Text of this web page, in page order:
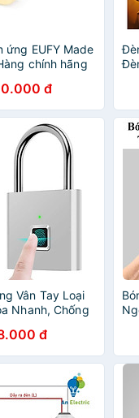
ứng EUFY Made
chính hãng
đ
Vân Tay Loại
Nhanh, Chống
đ